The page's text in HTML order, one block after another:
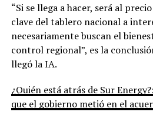
“Si se llega a hacer, será al
clave del tablero nacional a
necesariamente buscan el
control regional”, es la
llegó la IA.
¿Quién está atrás de Sur
que el gobierno metió en el